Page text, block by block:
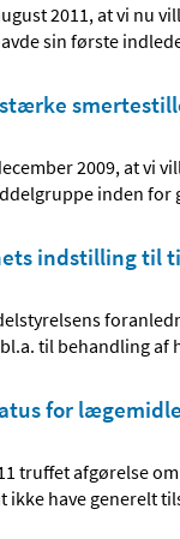
2011, at vi nu
sin første
2009, at vi
inden for
indstilling til
til behandling
for
truffet afgørelse
ikke have generelt